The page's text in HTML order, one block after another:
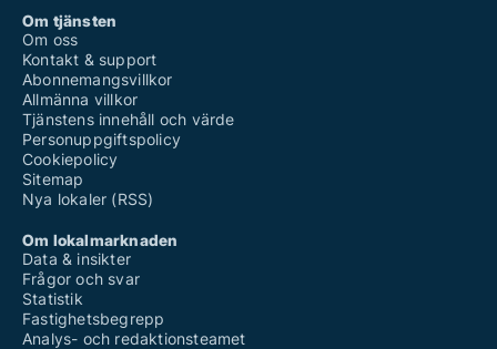
Om tjänsten
Om oss
Kontakt & support
Abonnemangsvillkor
Allmänna villkor
Tjänstens innehåll och värde
Personuppgiftspolicy
Cookiepolicy
Sitemap
Nya lokaler (RSS)
Om lokalmarknaden
Data & insikter
Frågor och svar
Statistik
Fastighetsbegrepp
Analys- och redaktionsteamet